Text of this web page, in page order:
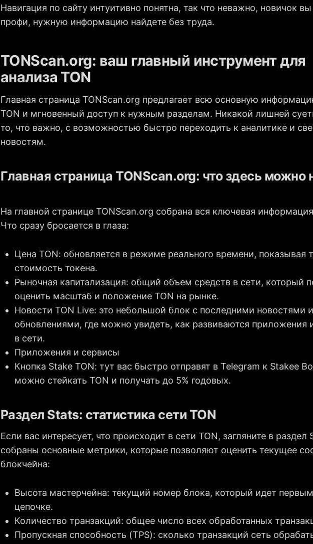
Навигация по сайту интуитивно понятна, так что неважно, новичок
профи, нужную информацию найдете без труда.
TONScan.org: ваш главный инструмент для
анализа TON
Главная страница TONScan.org предлагает всю основную
TON и мгновенный доступ к нужным разделам. Никакой лишней
то, что важно, с возможностью быстро переходить к аналитике и
новостям.
Главная страница TONScan.org: что здесь можно
На главной странице TONScan.org собрана вся ключевая
Что сразу бросается в глаза:
Цена TON: обновляется в режиме реального времени, показывая
стоимость токена.
Рыночная капитализация: общий объем средств в сети, который
оценить масштаб и положение TON на рынке.
Новости TON Live: это небольшой блок с последними новостями и
обновлениями, где можно увидеть, как развиваются приложения
в сети.
Приложения и сервисы
Кнопка Stake TON: тут вас быстро отправят в Telegram к Stakee
можно стейкать TON и получать до 5% годовых.
Раздел Stats: статистика сети TON
Если вас интересует, что происходит в сети TON, загляните в раздел
собраны основные метрики, которые позволяют оценить текущее
блокчейна:
Высота мастерчейна: текущий номер блока, который идет
цепочке.
Количество транзакций: общее число всех обработанных
Пропускная способность (TPS): сколько транзакций сеть